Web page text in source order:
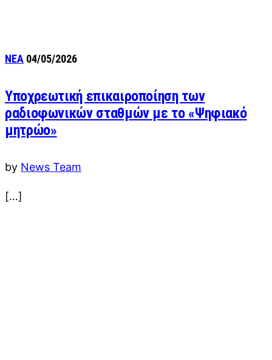
ΝΕΑ 04/05/2026
Υποχρεωτική επικαιροποίηση των
ραδιοφωνικών σταθμών με το «Ψηφιακό
μητρώο»
by News Team
[…]